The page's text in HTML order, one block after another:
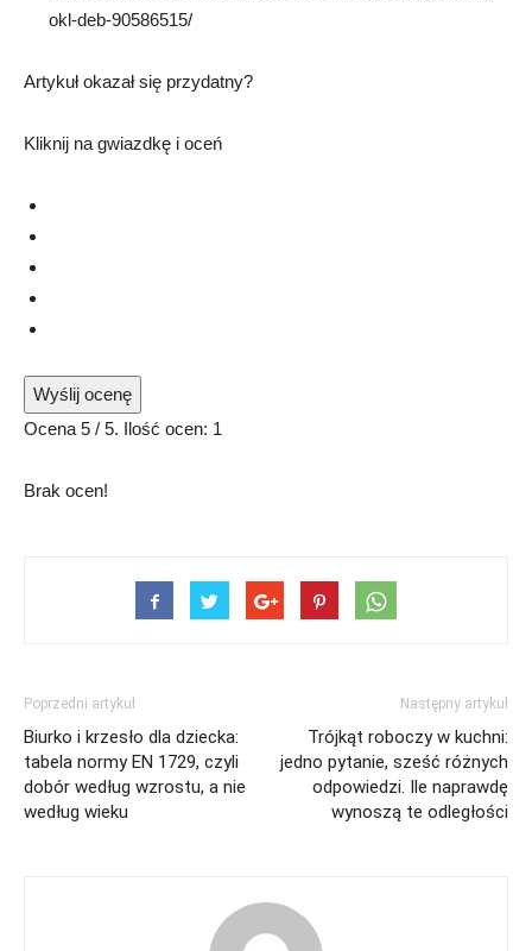
okl-deb-90586515/
Artykuł okazał się przydatny?
Kliknij na gwiazdkę i oceń
Wyślij ocenę
Ocena 5 / 5. Ilość ocen: 1
Brak ocen!
Poprzedni artykuł
Biurko i krzesło dla dziecka:
tabela normy EN 1729, czyli
dobór według wzrostu, a nie
według wieku
Następny artykuł
Trójkąt roboczy w kuchni:
jedno pytanie, sześć różnych
odpowiedzi. Ile naprawdę
wynoszą te odległości